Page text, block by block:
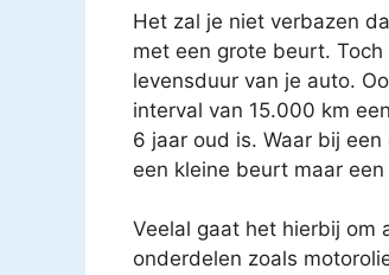
Het zal je niet verbazen
met een grote beurt.
levensduur van je auto.
interval van 15.000 km
6 jaar oud is. Waar bij
een kleine beurt maar
Veelal gaat het hierbij om
onderdelen zoals